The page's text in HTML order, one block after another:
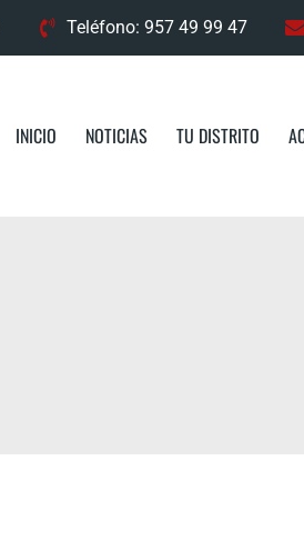
Teléfono: 957 49 99 47
INICIO NOTICIAS TU DISTRITO